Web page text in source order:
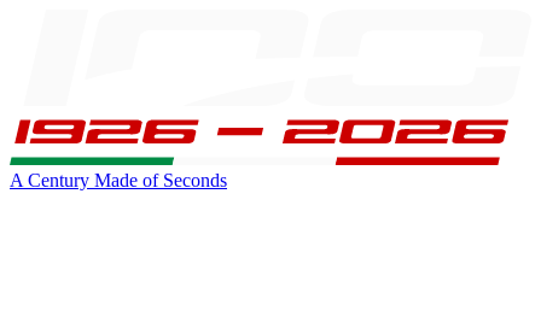
A Century Made of Seconds